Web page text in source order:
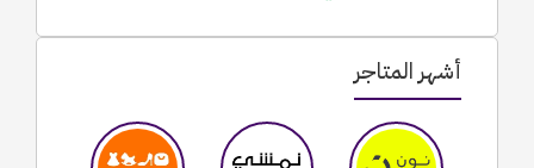
أشهر المتاجر